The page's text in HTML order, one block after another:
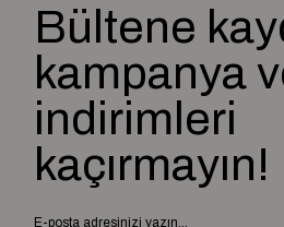
Bültene
kampanya
indirimleri
kaçırmayın!